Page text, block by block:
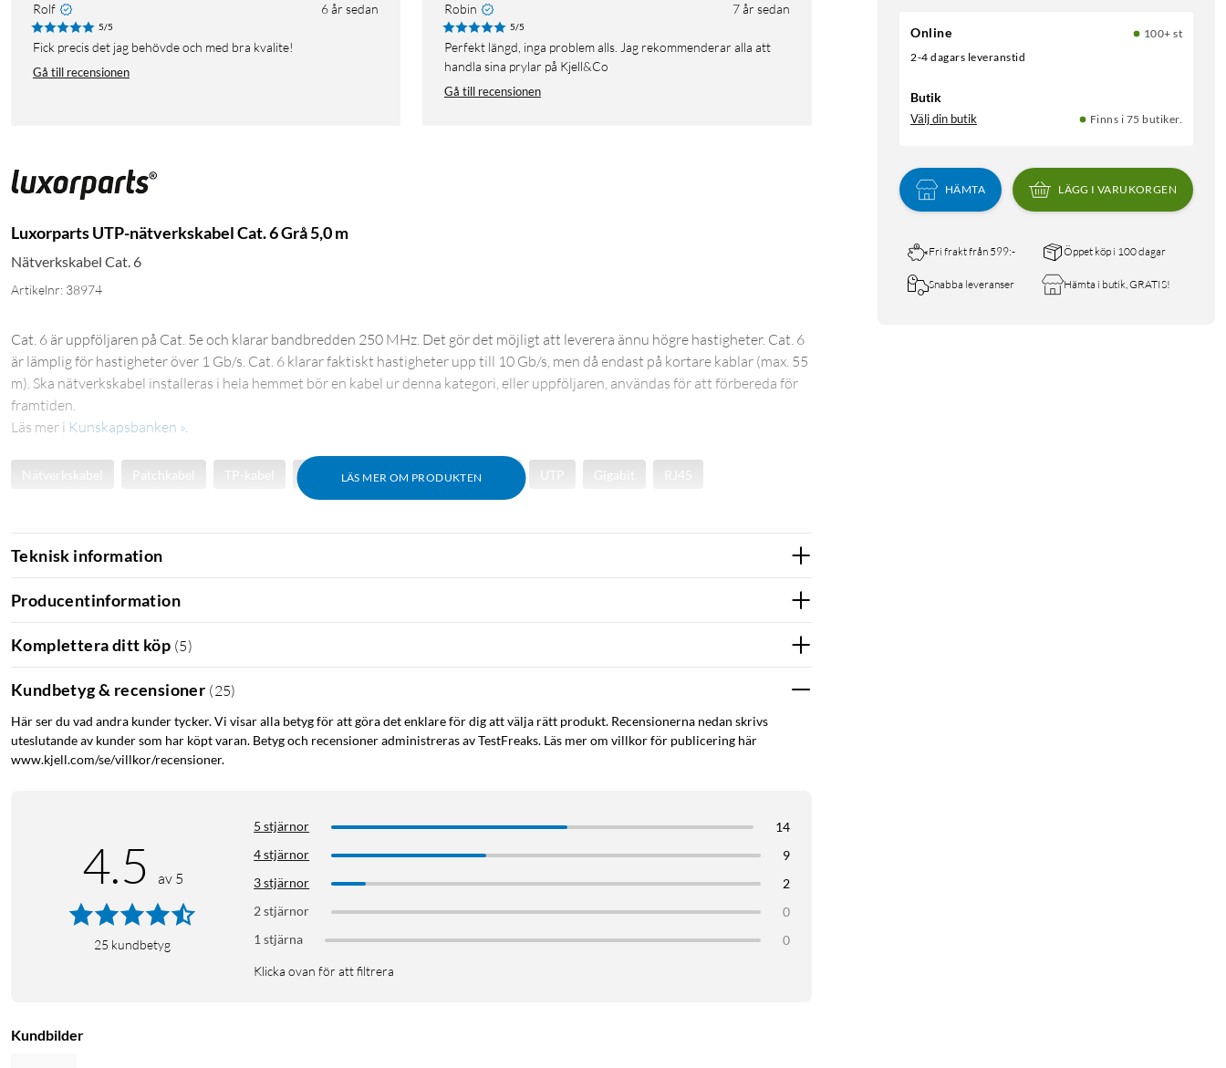
Online
100+ st
2-4 dagars leveranstid
Butik
Välj din butik Finns i 75 butiker.
HÄMTA LÄGG I VARUKORGEN
Fri frakt från 599:- Öppet köp i 100 dagar
Snabba leveranser Hämta i butik, GRATIS!
Rolf 6 år sedan
5/5
Fick precis det jag behövde och med bra kvalite!
Gå till recensionen
Robin 7 år sedan
5/5
Perfekt längd, inga problem alls. Jag rekommenderar alla att
handla sina prylar på Kjell&Co
Gå till recensionen
Luxorparts UTP-nätverkskabel Cat. 6 Grå 5,0 m
Nätverkskabel Cat. 6
Artikelnr: 38974
LÄS MER OM PRODUKTEN
Cat. 6 är uppföljaren på Cat. 5e och klarar bandbredden 250 MHz. Det gör det möjligt att leverera ännu högre hastigheter. Cat. 6
är lämplig för hastigheter över 1 Gb/s. Cat. 6 klarar faktiskt hastigheter upp till 10 Gb/s, men då endast på kortare kablar (max. 55
m). Ska nätverkskabel installeras i hela hemmet bör en kabel ur denna kategori, eller uppföljaren, användas för att förbereda för
framtiden.
Läs mer i Kunskapsbanken ».
Nätverkskabel Patchkabel TP-kabel Ethernetkabel Kabel för nätverk UTP Gigabit RJ45
Teknisk information
Producentinformation
Komplettera ditt köp (5)
Kundbetyg & recensioner (25)
Här ser du vad andra kunder tycker. Vi visar alla betyg för att göra det enklare för dig att välja rätt produkt. Recensionerna nedan skrivs
uteslutande av kunder som har köpt varan. Betyg och recensioner administreras av TestFreaks. Läs mer om villkor för publicering här
www.kjell.com/se/villkor/recensioner.
4.5 av 5
25 kundbetyg
5 stjärnor
14
4 stjärnor
9
3 stjärnor
2
2 stjärnor
0
1 stjärna
0
Klicka ovan för att filtrera
Kundbilder